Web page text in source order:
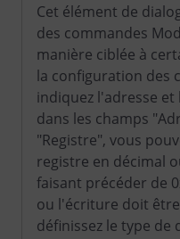
Cet élément de
des commandes
manière ciblée à
la configuration des
indiquez l'adresse
dans les champs
"Registre", vous
registre en décimal
faisant précéder de
ou l'écriture doit être
définissez le type de